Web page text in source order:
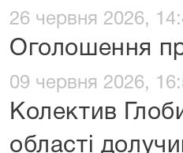
26 червня 2026,
Оголошення
09 червня 2026,
Колектив
області